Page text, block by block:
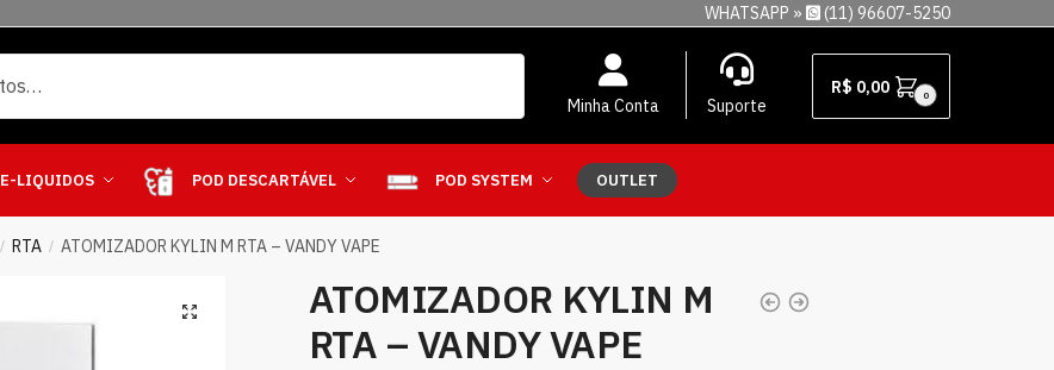
WHATSAPP » (11) 96607-5250
Minha Conta Suporte
R$ 0,00 0
E-LIQUIDOS POD DESCARTÁVEL POD SYSTEM OUTLET
/ RTA / ATOMIZADOR KYLIN M RTA – VANDY VAPE
ATOMIZADOR KYLIN M
RTA – VANDY VAPE